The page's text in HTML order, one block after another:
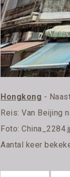
Hongkong -
Reis:Van Beijing
Foto:
Aantal keer